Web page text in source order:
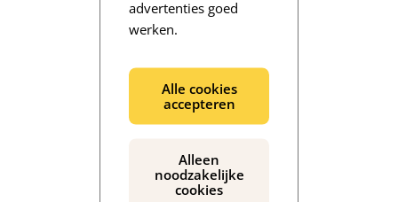
advertenties goed
werken.
Alle cookies
accepteren
Alleen
noodzakelijke
cookies
De inhoud wordt geladen...